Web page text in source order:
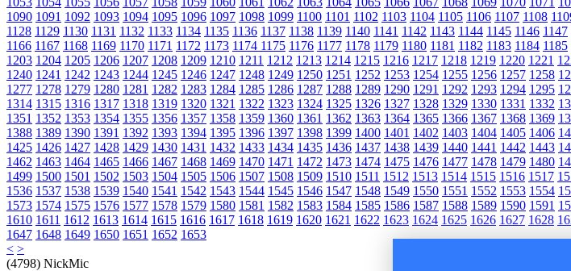
1090 1091 1092 1093 1094 1095 1096 1097 1098 1099 1100 1101 1102 1103 1104 1105 1106 1107 1108
1128 1129 1130 1131 1132 1133 1134 1135 1136 1137 1138 1139 1140 1141 1142 1143 1144 1145 1146 1147
1166 1167 1168 1169 1170 1171 1172 1173 1174 1175 1176 1177 1178 1179 1180 1181 1182 1183 1184 1185
1203 1204 1205 1206 1207 1208 1209 1210 1211 1212 1213 1214 1215 1216 1217 1218 1219 1220 1221
1240 1241 1242 1243 1244 1245 1246 1247 1248 1249 1250 1251 1252 1253 1254 1255 1256 1257 1258
1277 1278 1279 1280 1281 1282 1283 1284 1285 1286 1287 1288 1289 1290 1291 1292 1293 1294 1295
1314 1315 1316 1317 1318 1319 1320 1321 1322 1323 1324 1325 1326 1327 1328 1329 1330 1331 1332
1351 1352 1353 1354 1355 1356 1357 1358 1359 1360 1361 1362 1363 1364 1365 1366 1367 1368 1369
1388 1389 1390 1391 1392 1393 1394 1395 1396 1397 1398 1399 1400 1401 1402 1403 1404 1405 1406
1425 1426 1427 1428 1429 1430 1431 1432 1433 1434 1435 1436 1437 1438 1439 1440 1441 1442 1443
1462 1463 1464 1465 1466 1467 1468 1469 1470 1471 1472 1473 1474 1475 1476 1477 1478 1479 1480
1499 1500 1501 1502 1503 1504 1505 1506 1507 1508 1509 1510 1511 1512 1513 1514 1515 1516 1517
1536 1537 1538 1539 1540 1541 1542 1543 1544 1545 1546 1547 1548 1549 1550 1551 1552 1553 1554
1573 1574 1575 1576 1577 1578 1579 1580 1581 1582 1583 1584 1585 1586 1587 1588 1589 1590 1591
1610 1611 1612 1613 1614 1615 1616 1617 1618 1619 1620 1621 1622 1623 1624 1625 1626 1627 1628
1647 1648 1649 1650 1651 1652 1653
< >
(4798) NickMic